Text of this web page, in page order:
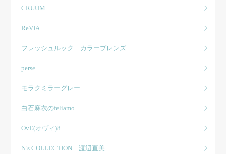
CRUUM
ReVIA
フレッシュルック カラーブレンズ
perse
モラクミラーグレー
白石麻衣のfeliamo
OvE(オヴィ)8
N’s COLLECTION 渡辺直美